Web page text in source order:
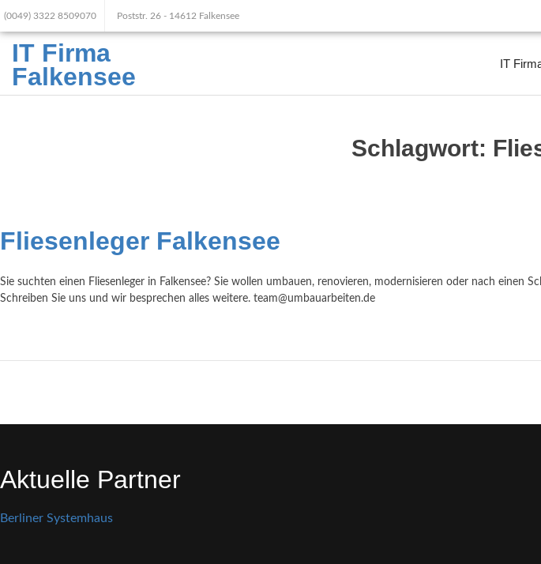
(0049) 3322 8509070 Poststr. 26 - 14612 Falkensee
IT Firma
Falkensee
IT
Schlagwort:
Fliesenleger Falkensee
Sie suchten einen Fliesenleger in Falkensee? Sie wollen umbauen, renovieren, modernisieren oder nach
Schreiben Sie uns und wir besprechen alles weitere. team@umbauarbeiten.de
Aktuelle Partner
Berliner Systemhaus